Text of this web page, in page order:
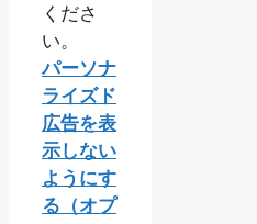
くださ
い。
パーソナ
ライズド
広告を表
示しない
ようにす
る（オプ